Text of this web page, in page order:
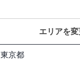
エリアを変
東京都